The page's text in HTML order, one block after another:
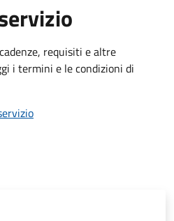
requisiti e altre
i termini e le condizioni di